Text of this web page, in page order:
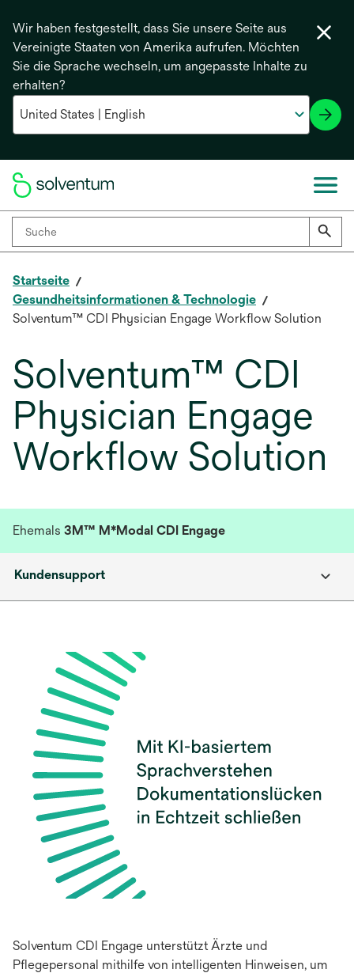
Wir haben festgestellt, dass Sie unsere Seite aus
Vereinigte Staaten von Amerika aufrufen. Möchten
Sie die Sprache wechseln, um angepasste Inhalte zu
erhalten?
Startseite
Gesundheitsinformationen & Technologie
Solventum™ CDI Physician Engage Workflow Solution
Solventum™ CDI
Physician Engage
Workflow Solution
Ehemals 3M™ M*Modal CDI Engage
Kundensupport
Solventum CDI Engage unterstützt Ärzte und
Pflegepersonal mithilfe von intelligenten Hinweisen, um